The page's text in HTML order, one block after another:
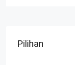
Pilihan